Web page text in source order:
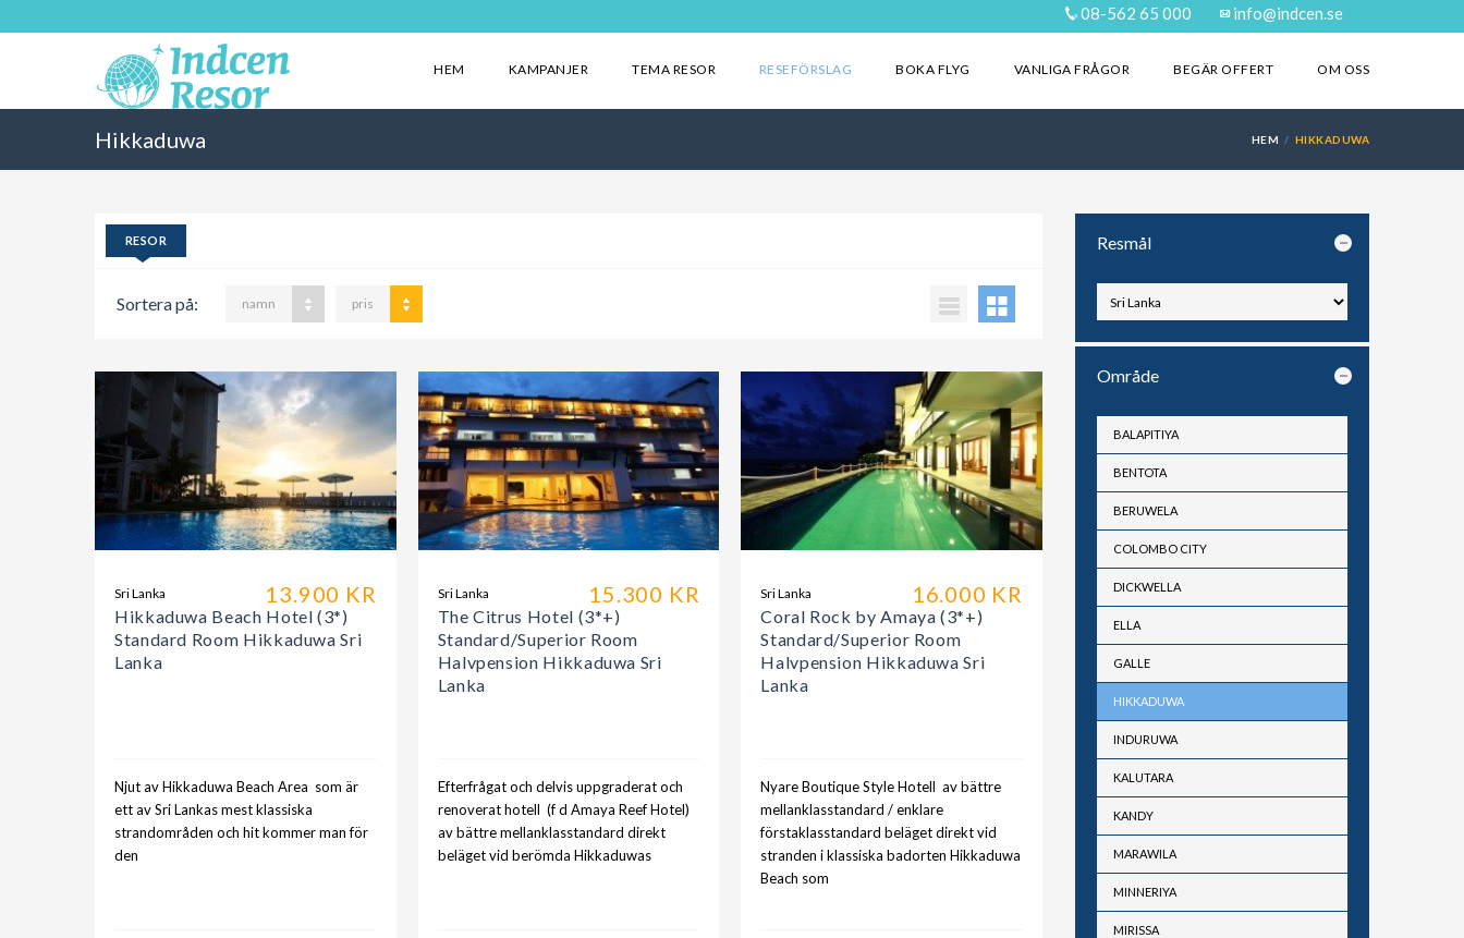
08-562 65 000 info@indcen.se
HEM KAMPANJER TEMA RESOR RESEFÖRSLAG BOKA FLYG VANLIGA FRÅGOR BEGÄR OFFERT OM OSS
Hikkaduwa HEM HIKKADUWA
RESOR
Sortera på: namn pris
13.900 KR
Sri Lanka
Hikkaduwa Beach Hotel (3*)
Standard Room Hikkaduwa Sri
Lanka
Njut av Hikkaduwa Beach Area som är
ett av Sri Lankas mest klassiska
strandområden och hit kommer man för
den
15.300 KR
Sri Lanka
The Citrus Hotel (3*+)
Standard/Superior Room
Halvpension Hikkaduwa Sri
Lanka
Efterfrågat och delvis uppgraderat och
renoverat hotell (f d Amaya Reef Hotel)
av bättre mellanklasstandard direkt
beläget vid berömda Hikkaduwas
16.000 KR
Sri Lanka
Coral Rock by Amaya (3*+)
Standard/Superior Room
Halvpension Hikkaduwa Sri
Lanka
Nyare Boutique Style Hotell av bättre
mellanklasstandard / enklare
förstaklasstandard beläget direkt vid
stranden i klassiska badorten Hikkaduwa
Beach som
Resmål
Område
BALAPITIYA
BENTOTA
BERUWELA
COLOMBO CITY
DICKWELLA
ELLA
GALLE
HIKKADUWA
INDURUWA
KALUTARA
KANDY
MARAWILA
MINNERIYA
MIRISSA